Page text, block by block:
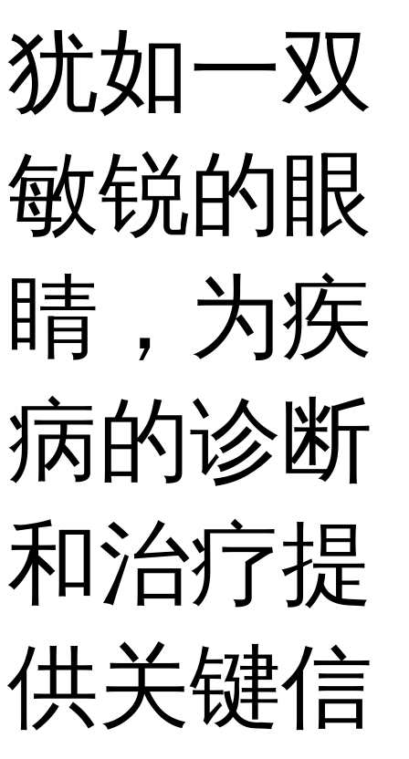
犹如一双
敏锐的眼
睛，为疾
病的诊断
和治疗提
供关键信